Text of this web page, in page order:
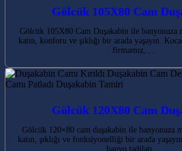
Gölcük 105X80 Cam
Gölcük 105X80 Cam Duşakabin ile banyonuza
katın, konforu ve şıklığı bir arada yaşayın.
firmamız,…
Gölcük 120X80 Cam
Gölcük 120×80 cam duşakabin ile banyonuza
katın, şıklığı ve fonksiyonelliği bir arada
banyo tadilatı…